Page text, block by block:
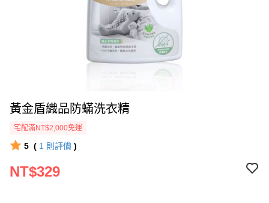
黃金盾織品防蟎洗衣精
宅配滿NT$2,000免運
5 ( 1 則評價 )
NT$329